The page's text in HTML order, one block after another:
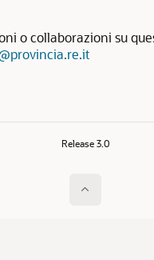
o collaborazioni su
Release 3.0